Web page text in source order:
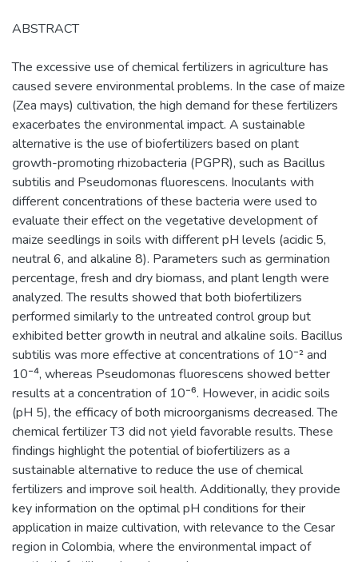
ABSTRACT
The excessive use of chemical fertilizers in agriculture has
caused severe environmental problems. In the case of maize
(Zea mays) cultivation, the high demand for these fertilizers
exacerbates the environmental impact. A sustainable
alternative is the use of biofertilizers based on plant
growth-promoting rhizobacteria (PGPR), such as Bacillus
subtilis and Pseudomonas fluorescens. Inoculants with
different concentrations of these bacteria were used to
evaluate their effect on the vegetative development of
maize seedlings in soils with different pH levels (acidic 5,
neutral 6, and alkaline 8). Parameters such as germination
percentage, fresh and dry biomass, and plant length were
analyzed. The results showed that both biofertilizers
performed similarly to the untreated control group but
exhibited better growth in neutral and alkaline soils. Bacillus
subtilis was more effective at concentrations of 10⁻² and
10⁻⁴, whereas Pseudomonas fluorescens showed better
results at a concentration of 10⁻⁶. However, in acidic soils
(pH 5), the efficacy of both microorganisms decreased. The
chemical fertilizer T3 did not yield favorable results. These
findings highlight the potential of biofertilizers as a
sustainable alternative to reduce the use of chemical
fertilizers and improve soil health. Additionally, they provide
key information on the optimal pH conditions for their
application in maize cultivation, with relevance to the Cesar
region in Colombia, where the environmental impact of